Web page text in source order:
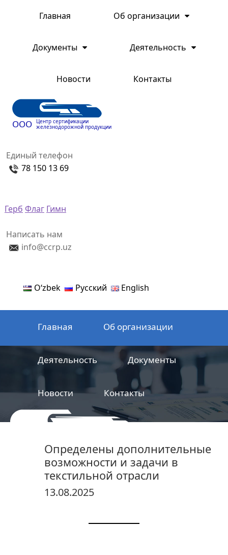
Главная Об организации
Документы Деятельность
Новости Контакты
ООО Центр сертификации
железнодорожной продукции
Единый телефон
78 150 13 69
Герб Флаг Гимн
Написать нам
info@ccrp.uz
Oʻzbek Русский English
Главная Об организации
Деятельность Документы
Новости Контакты
железнодорожной продукции
Определены дополнительные
возможности и задачи в
текстильной отрасли
13.08.2025